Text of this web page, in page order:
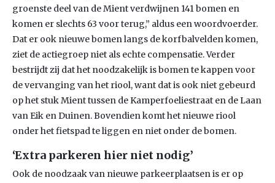
groenste deel van de Mient verdwijnen 141 bomen en
komen er slechts 63 voor terug,” aldus een woordvoerder.
Dat er ook nieuwe bomen langs de korfbalvelden komen,
ziet de actiegroep niet als echte compensatie. Verder
bestrijdt zij dat het noodzakelijk is bomen te kappen voor
de vervanging van het riool, want dat is ook niet gebeurd
op het stuk Mient tussen de Kamperfoeliestraat en de Laan
van Eik en Duinen. Bovendien komt het nieuwe riool
onder het fietspad te liggen en niet onder de bomen.
‘Extra parkeren hier niet nodig’
Ook de noodzaak van nieuwe parkeerplaatsen is er op